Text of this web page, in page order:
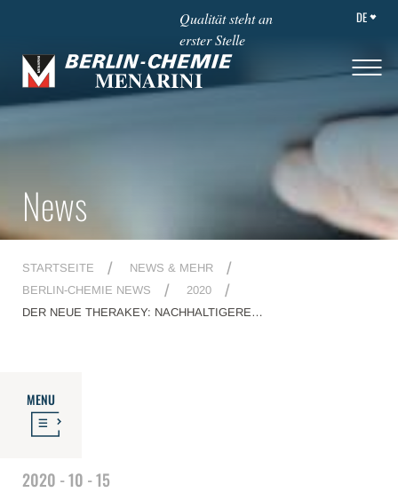
Qualität steht an
erster Stelle
DE
News
STARTSEITE
NEWS & MEHR
BERLIN-CHEMIE NEWS
2020
DER NEUE THERAKEY: NACHHALTIGERE
MENU
2020 - 10 - 15